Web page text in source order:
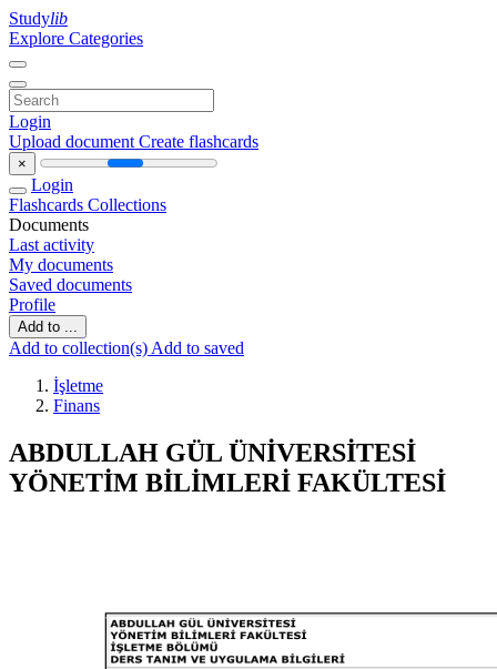
Studylib
Explore Categories
Login
Upload document Create flashcards
×
Login
Flashcards Collections
Documents
Last activity
My documents
Saved documents
Profile
Add to ...
Add to collection(s) Add to saved
İşletme
Finans
ABDULLAH GÜL ÜNİVERSİTESİ
YÖNETİM BİLİMLERİ FAKÜLTESİ